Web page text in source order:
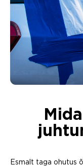
Esmalt taga ohutus